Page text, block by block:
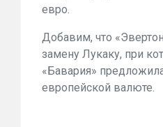
евро.
Добавим, что
замену Лукаку, при
«Бавария»
европейской валюте.